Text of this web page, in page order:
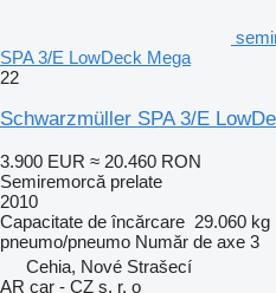
SPA 3/E LowDeck Mega
22
Schwarzmüller SPA 3/E
3.900 EUR ≈ 20.460 RON
Semiremorcă prelate
2010
Capacitate de încărcare 29.060 kg
pneumo/pneumo Număr de axe 3
Cehia, Nové Strašecí
AR car - CZ s. r. o